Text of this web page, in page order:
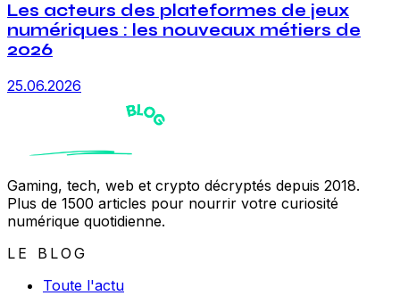
Les acteurs des plateformes de jeux
numériques : les nouveaux métiers de
2026
25.06.2026
Gaming, tech, web et crypto décryptés depuis 2018.
Plus de 1500 articles pour nourrir votre curiosité
numérique quotidienne.
LE BLOG
Toute l'actu